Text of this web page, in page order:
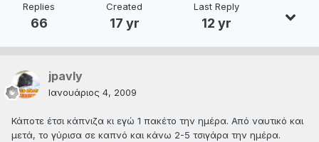
Replies
66
Created
17 yr
Last Reply
12 yr
jpavly
Ιανουάριος 4, 2009
Κάποτε έτσι κάπνιζα κι εγώ 1 πακέτο την ημέρα. Από ναυτικό και
μετά, το γύρισα σε καπνό και κάνω 2-5 τσιγάρα την ημέρα.